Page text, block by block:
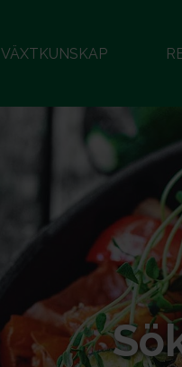
VÄXTKUNSKAP